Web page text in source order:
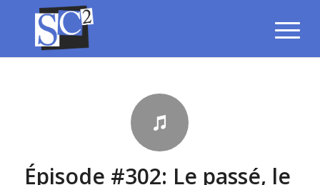
Épisode #302: Le passé, le